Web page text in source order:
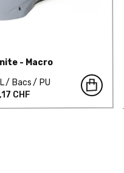
- Macro
Bacs
PU
CHF